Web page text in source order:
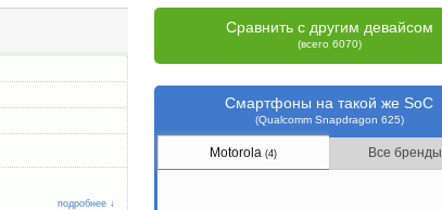
подробнее ↓
Сравнить с другим девайсом
(всего 6070)
Смартфоны на такой же SoC
(Qualcomm Snapdragon 625)
Motorola(4) Все бренды